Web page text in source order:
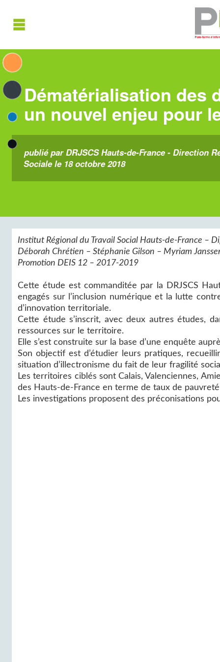
Dématérialisation des
un nouvel enjeu pour
publié par DRJSCS Hauts-de-France - Direction
Sociale le 18 octobre 2018
Institut Régional du Travail Social Hauts-de-France –
Déborah Chrétien – Stéphanie Gilson – Myriam
Promotion DEIS 12 – 2017-2019
Cette étude est commanditée par la DRJSCS
engagés sur l’inclusion numérique et la lutte
d’innovation territoriale.
Cette étude s’inscrit, avec deux autres études,
ressources sur le territoire.
Elle s’est construite sur la base d’une enquête
Son objectif est d’étudier leurs pratiques,
situation d’illectronisme du fait de leur fragilité
Les territoires ciblés sont Calais, Valenciennes,
des Hauts-de-France en terme de taux de
Les investigations proposent des préconisations